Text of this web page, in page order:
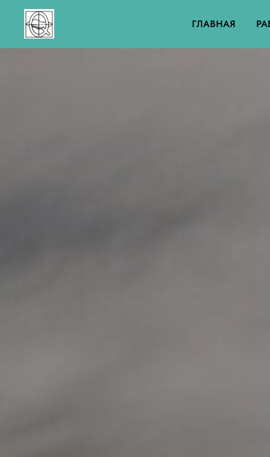
ГЛАВНАЯ